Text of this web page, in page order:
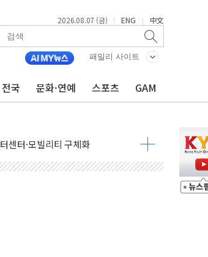
2026.08.07 (금) | ENG | 中文
패밀리 사이트
전국 문화·연예 스포츠 GAM
업 순이익 21% 증가" 전망
검토… 거짓 깃발 작전"
샌디스크·피그마·앱러빈↓
법 개정 논의"
강세